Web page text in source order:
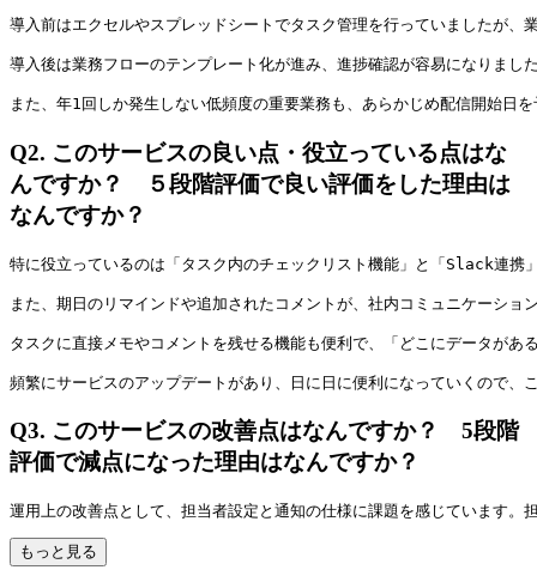
導入前はエクセルやスプレッドシートでタスク管理を行っていましたが
導入後は業務フローのテンプレート化が進み、進捗確認が容易になりま
また、年1回しか発生しない低頻度の重要業務も、あらかじめ配信開始日
Q2. このサービスの良い点・役立っている点はな
んですか？ ５段階評価で良い評価をした理由は
なんですか？
特に役立っているのは「タスク内のチェックリスト機能」と「Slack連携
また、期日のリマインドや追加されたコメントが、社内コミュニケーシ
タスクに直接メモやコメントを残せる機能も便利で、「どこにデータが
頻繁にサービスのアップデートがあり、日に日に便利になっていくので、
Q3. このサービスの改善点はなんですか？ 5段階
評価で減点になった理由はなんですか？
運用上の改善点として、担当者設定と通知の仕様に課題を感じています
もっと見る